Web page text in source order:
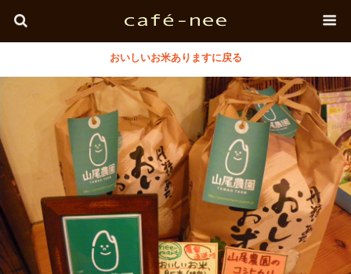
おいしいお米ありますに戻る